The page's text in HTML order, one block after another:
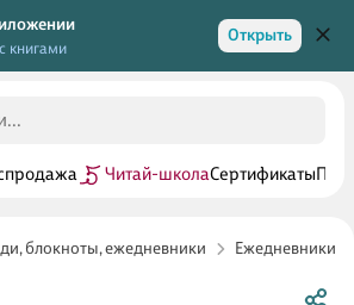
книгами
Открыть
Читай-школаСертификаты
блокноты, ежедневники Ежедневники